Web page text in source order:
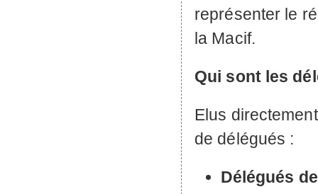
représenter le
la Macif.
Qui sont les
Elus
de délégués :
Délégués